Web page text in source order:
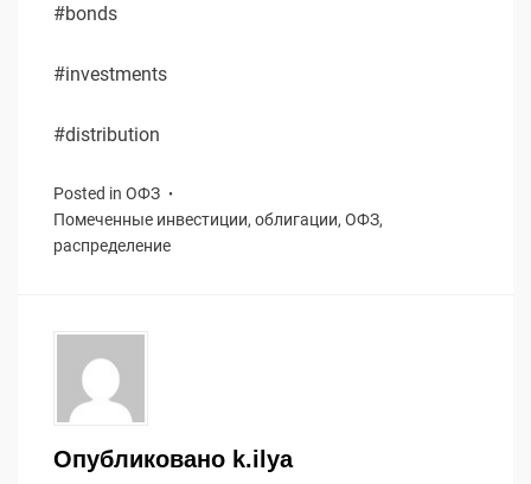
#bonds
#investments
#distribution
Posted in ОФЗ
Помеченные инвестиции, облигации, ОФЗ,
распределение
Опубликовано k.ilya